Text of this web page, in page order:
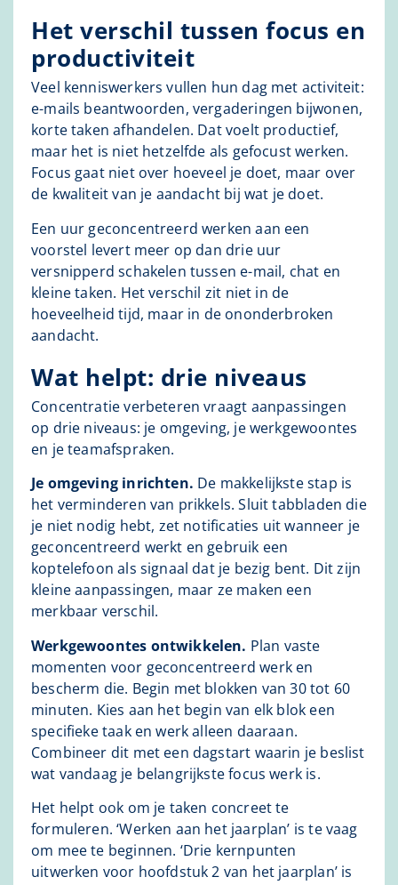
Het verschil tussen focus en
productiviteit
Veel kenniswerkers vullen hun dag met activiteit:
e-mails beantwoorden, vergaderingen bijwonen,
korte taken afhandelen. Dat voelt productief,
maar het is niet hetzelfde als gefocust werken.
Focus gaat niet over hoeveel je doet, maar over
de kwaliteit van je aandacht bij wat je doet.
Een uur geconcentreerd werken aan een
voorstel levert meer op dan drie uur
versnipperd schakelen tussen e-mail, chat en
kleine taken. Het verschil zit niet in de
hoeveelheid tijd, maar in de ononderbroken
aandacht.
Wat helpt: drie niveaus
Concentratie verbeteren vraagt aanpassingen
op drie niveaus: je omgeving, je werkgewoontes
en je teamafspraken.
Je omgeving inrichten. De makkelijkste stap is
het verminderen van prikkels. Sluit tabbladen die
je niet nodig hebt, zet notificaties uit wanneer je
geconcentreerd werkt en gebruik een
koptelefoon als signaal dat je bezig bent. Dit zijn
kleine aanpassingen, maar ze maken een
merkbaar verschil.
Werkgewoontes ontwikkelen. Plan vaste
momenten voor geconcentreerd werk en
bescherm die. Begin met blokken van 30 tot 60
minuten. Kies aan het begin van elk blok een
specifieke taak en werk alleen daaraan.
Combineer dit met een dagstart waarin je beslist
wat vandaag je belangrijkste focus werk is.
Het helpt ook om je taken concreet te
formuleren. ‘Werken aan het jaarplan’ is te vaag
om mee te beginnen. ‘Drie kernpunten
uitwerken voor hoofdstuk 2 van het jaarplan’ is